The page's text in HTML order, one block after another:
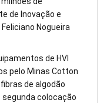
de Inovação e
Nogueira
de HVI
pelo Minas Cotton
de algodão
colocação